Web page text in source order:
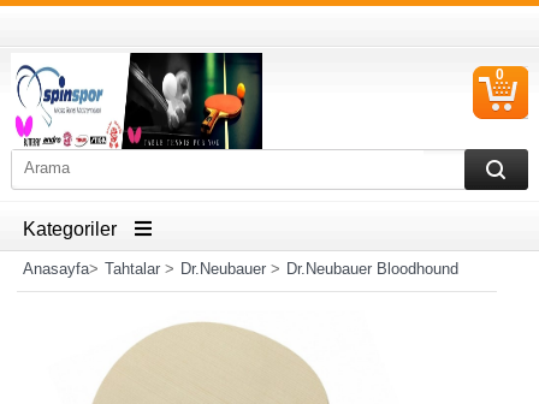
0
Kategoriler
Anasayfa> Tahtalar> Dr.Neubauer> Dr.Neubauer Bloodhound